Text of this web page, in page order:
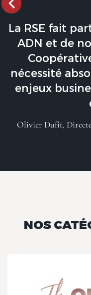
La RSE fait
ADN et de
nécessité
enjeux
Olivier Dufit,
NOS